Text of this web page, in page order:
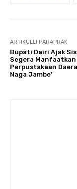
ARTIKULLI PARAPRAK
Bupati Dairi Ajak
Segera Manfaatkan
Perpustakaan
Naga Jambe’